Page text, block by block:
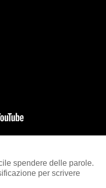
spendere delle parole.
per scrivere